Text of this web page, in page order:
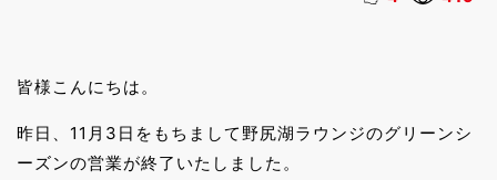
皆様こんにちは。
昨日、11月3日をもちまして野尻湖ラウンジのグリーンシ
ーズンの営業が終了いたしました。